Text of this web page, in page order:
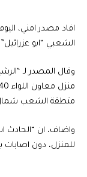
افاد مصدر امني،
الشعبي “ابو
وقال المصدر لـ
متطقة الشعب
واضاف، ان “الحادث
للمنزل، دون اصابات